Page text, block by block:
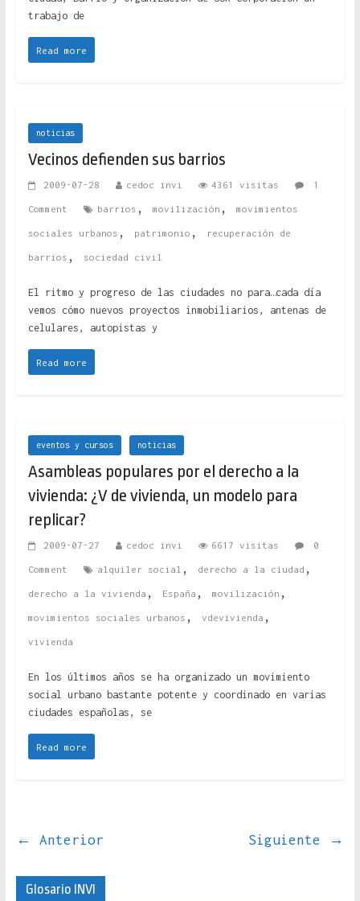
trabajo de
Read more
noticias
Vecinos defienden sus barrios
2009-07-28 cedoc invi 4361 visitas 1
Comment barrios , movilización , movimientos
sociales urbanos , patrimonio , recuperación de
barrios , sociedad civil
El ritmo y progreso de las ciudades no para…cada día
vemos cómo nuevos proyectos inmobiliarios, antenas de
celulares, autopistas y
Read more
eventos y cursos noticias
Asambleas populares por el derecho a la
vivienda: ¿V de vivienda, un modelo para
replicar?
2009-07-27 cedoc invi 6617 visitas 0
Comment alquiler social , derecho a la ciudad ,
derecho a la vivienda , España , movilización ,
movimientos sociales urbanos , vdevivienda ,
vivienda
En los últimos años se ha organizado un movimiento
social urbano bastante potente y coordinado en varias
ciudades españolas, se
Read more
← Anterior Siguiente →
Glosario INVI